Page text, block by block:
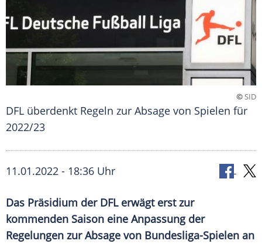
©SID
DFL überdenkt Regeln zur Absage von Spielen für
2022/23
11.01.2022 - 18:36 Uhr
Das Präsidium der DFLerwägt erst zur
kommenden Saison eine Anpassung der
Regelungen zur Absage von Bundesliga-Spielen an